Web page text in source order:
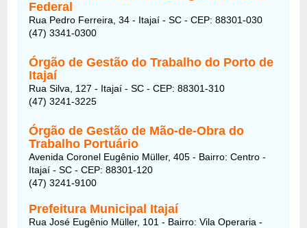
Federal
Rua Pedro Ferreira, 34 - Itajaí - SC - CEP: 88301-030
(47) 3341-0300
Órgão de Gestão do Trabalho do Porto de
Itajaí
Rua Silva, 127 - Itajaí - SC - CEP: 88301-310
(47) 3241-3225
Órgão de Gestão de Mão-de-Obra do
Trabalho Portuário
Avenida Coronel Eugênio Müller, 405 - Bairro: Centro -
Itajaí - SC - CEP: 88301-120
(47) 3241-9100
Prefeitura Municipal Itajaí
Rua José Eugênio Müller, 101 - Bairro: Vila Operaria -